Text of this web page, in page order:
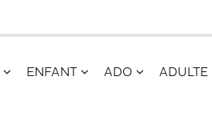
ENFANT ADO ADULTE